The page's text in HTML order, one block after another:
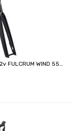
FULCRUM WIND 55